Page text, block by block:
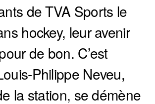
de TVA Sports le
hockey, leur avenir
de bon. C’est
Philippe Neveu,
la station, se démène